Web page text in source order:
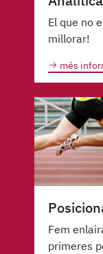
El que no
millorar!
més
Fem
primeres